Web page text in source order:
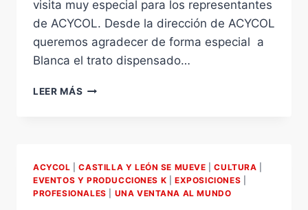
visita muy especial para los representantes
de ACYCOL. Desde la dirección de ACYCOL
queremos agradecer de forma especial a
Blanca el trato dispensado…
LEER MÁS ACYCOL
(ALICANTE
/
ACYCOL |CASTILLA Y LEÓN SE MUEVE |CULTURA
EVENTOS Y PRODUCCIONES K |EXPOSICIONES
PROFESIONALES
UNA VENTANA AL MUNDO